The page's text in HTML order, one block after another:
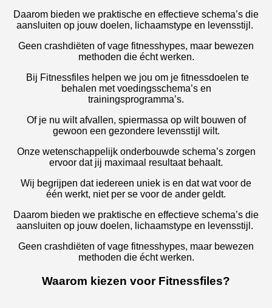
Daarom bieden we praktische en effectieve schema’s die
aansluiten op jouw doelen, lichaamstype en levensstijl.
Geen crashdiëten of vage fitnesshypes, maar bewezen
methoden die écht werken.
Bij Fitnessfiles helpen we jou om je fitnessdoelen te
behalen met voedingsschema’s en
trainingsprogramma’s.
Of je nu wilt afvallen, spiermassa op wilt bouwen of
gewoon een gezondere levensstijl wilt.
Onze wetenschappelijk onderbouwde schema’s zorgen
ervoor dat jij maximaal resultaat behaalt.
Wij begrijpen dat iedereen uniek is en dat wat voor de
één werkt, niet per se voor de ander geldt.
Daarom bieden we praktische en effectieve schema’s die
aansluiten op jouw doelen, lichaamstype en levensstijl.
Geen crashdiëten of vage fitnesshypes, maar bewezen
methoden die écht werken.
Waarom kiezen voor Fitnessfiles?